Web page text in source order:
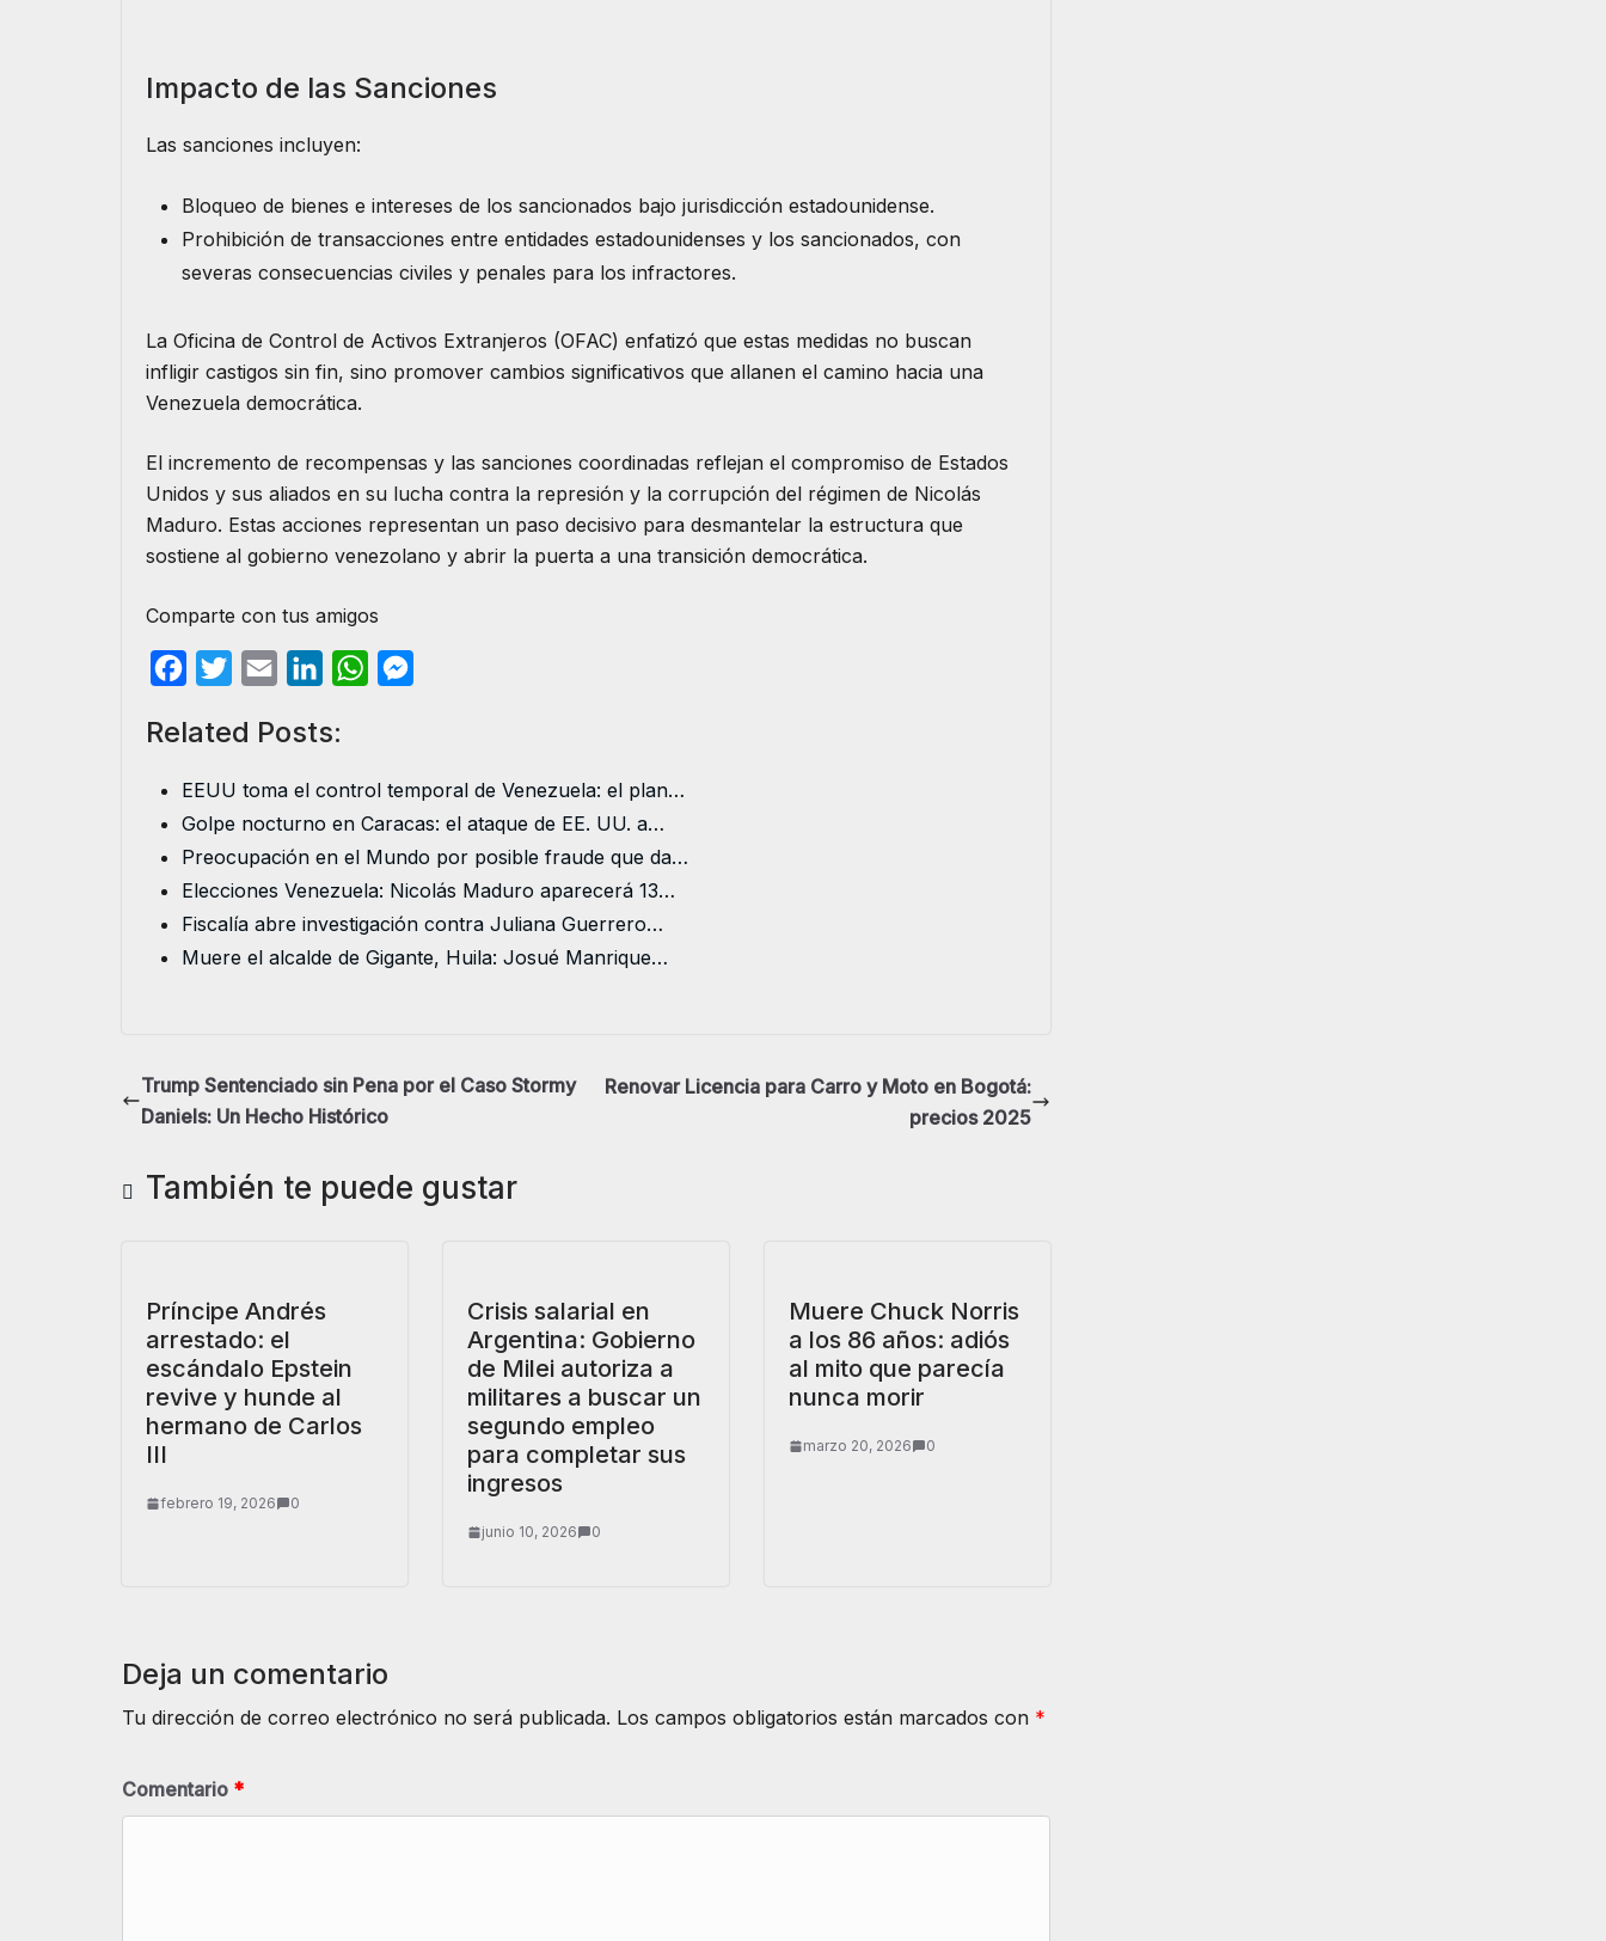
Impacto de las Sanciones
Las sanciones incluyen:
Bloqueo de bienes e intereses de los sancionados bajo jurisdicción estadounidense.
Prohibición de transacciones entre entidades estadounidenses y los sancionados, con
severas consecuencias civiles y penales para los infractores.
La Oficina de Control de Activos Extranjeros (OFAC) enfatizó que estas medidas no buscan
infligir castigos sin fin, sino promover cambios significativos que allanen el camino hacia una
Venezuela democrática.
El incremento de recompensas y las sanciones coordinadas reflejan el compromiso de Estados
Unidos y sus aliados en su lucha contra la represión y la corrupción del régimen de Nicolás
Maduro. Estas acciones representan un paso decisivo para desmantelar la estructura que
sostiene al gobierno venezolano y abrir la puerta a una transición democrática.
Comparte con tus amigos
c
b
o
o
k
i
e
r
a
l
n
d
I
n
W
s
A
p
p
n
g
e
r
Related Posts:
EEUU toma el control temporal de Venezuela: el plan…
Golpe nocturno en Caracas: el ataque de EE. UU. a…
Preocupación en el Mundo por posible fraude que da…
Elecciones Venezuela: Nicolás Maduro aparecerá 13…
Fiscalía abre investigación contra Juliana Guerrero…
Muere el alcalde de Gigante, Huila: Josué Manrique…
Trump Sentenciado sin Pena por el Caso Stormy
Daniels: Un Hecho Histórico
Renovar Licencia para Carro y Moto en Bogotá:
precios 2025
También te puede gustar
Príncipe Andrés
arrestado: el
escándalo Epstein
revive y hunde al
hermano de Carlos
III
febrero 19, 2026 0
Crisis salarial en
Argentina: Gobierno
de Milei autoriza a
militares a buscar un
segundo empleo
para completar sus
ingresos
junio 10, 2026 0
Muere Chuck Norris
a los 86 años: adiós
al mito que parecía
nunca morir
marzo 20, 2026 0
Deja un comentario
Tu dirección de correo electrónico no será publicada. Los campos obligatorios están marcados con *
Comentario *